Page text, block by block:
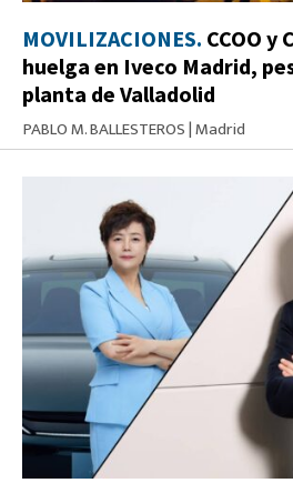
MOVILIZACIONES. CCOO y
huelga en Iveco Madrid,
planta de Valladolid
PABLO M. BALLESTEROS|Madrid